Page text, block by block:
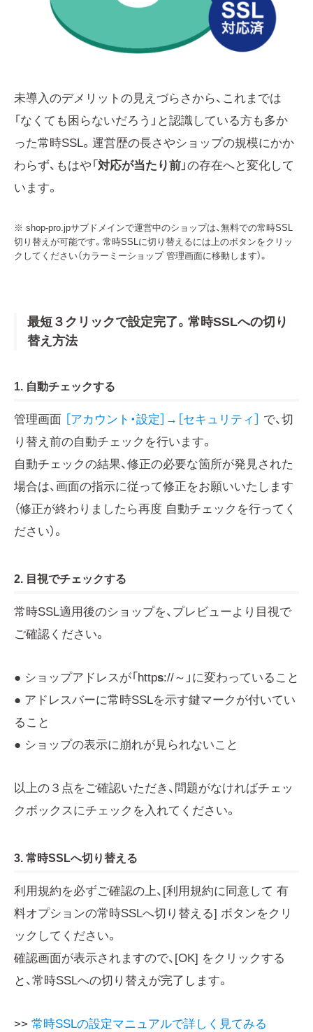
未導入のデメリットの見えづらさから、これまでは
「なくても困らないだろう」と認識している方も多か
った常時SSL。運営歴の長さやショップの規模にかか
わらず、もはや「 対応が当たり前 」の存在へと変化して
います。
※ shop-pro.jpサブドメインで運営中のショップは、無料での常時SSL
切り替えが可能です。常時SSLに切り替えるには上のボタンをクリッ
クしてください（カラーミーショップ 管理画面に移動します）。
最短３クリックで設定完了。常時SSLへの切り
替え方法
1. 自動チェックする
管理画面 ［アカウント・設定］→［セキュリティ］
で、切
り替え前の自動チェックを行います。
自動チェックの結果、修正の必要な箇所が発見された
場合は、画面の指示に従って修正をお願いいたします
（修正が終わりましたら再度 自動チェックを行ってく
ださい）。
2. 目視でチェックする
常時SSL適用後のショップを、プレビューより目視で
ご確認ください。
● ショップアドレスが「https://～」に変わっていること
● アドレスバーに常時SSLを示す鍵マークが付いてい
ること
● ショップの表示に崩れが見られないこと
以上の３点をご確認いただき、問題がなければチェッ
クボックスにチェックを入れてください。
3. 常時SSLへ切り替える
利用規約を必ずご確認の上、[利用規約に同意して 有
料オプションの常時SSLへ切り替える] ボタンをクリ
ックしてください。
確認画面が表示されますので、[OK] をクリックする
と、常時SSLへの切り替えが完了します。
>> 常時SSLの設定マニュアルで詳しく見てみる